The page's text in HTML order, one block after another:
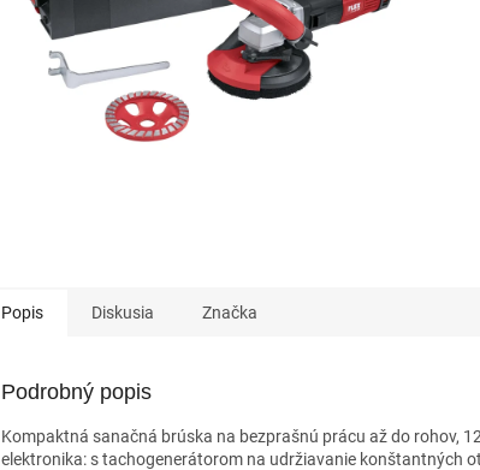
Popis Diskusia Značka
Podrobný popis
Kompaktná sanačná brúska na bezprašnú prácu až do rohov,
elektronika: s tachogenerátorom na udržiavanie konštantných